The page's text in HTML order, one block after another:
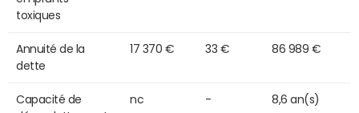
toxiques
Annuité de la
dette
17 370 € 33 € 86 989 €
Capacité de
nc - 8,6 an(s)